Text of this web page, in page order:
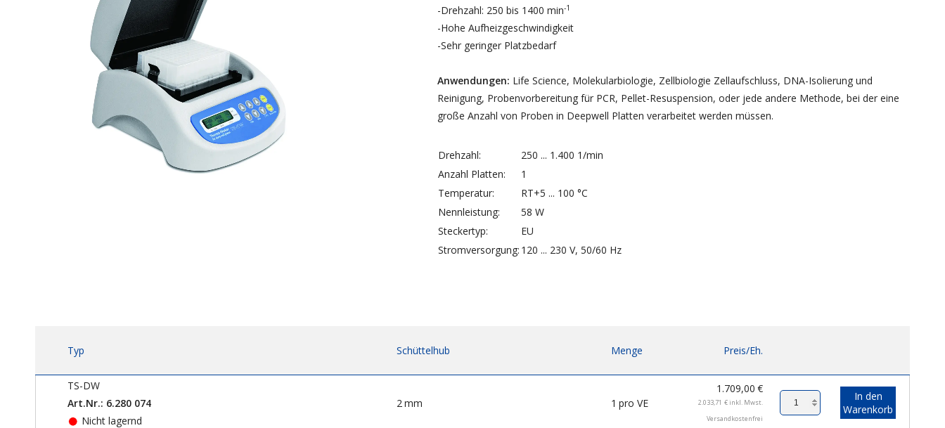
-Drehzahl: 250 bis 1400 min-1
-Hohe Aufheizgeschwindigkeit
-Sehr geringer Platzbedarf
Anwendungen: Life Science, Molekularbiologie, Zellbiologie Zellaufschluss, DNA-Isolierung und
Reinigung, Probenvorbereitung für PCR, Pellet-Resuspension, oder jede andere Methode, bei der eine
große Anzahl von Proben in Deepwell Platten verarbeitet werden müssen.
Drehzahl:
250 ... 1.400 1/min
Anzahl Platten:
1
Temperatur:
RT+5 ... 100 °C
Nennleistung:
58 W
Steckertyp:
EU
Stromversorgung: 120 ... 230 V, 50/60 Hz
Typ Schüttelhub Menge Preis/Eh.
TS-DW
Art.Nr.: 6.280 074
Nicht lagernd
2mm 1 pro VE
1.709,00 €
2.033,71 € inkl. Mwst.
Versandkostenfrei
In den
Warenkorb